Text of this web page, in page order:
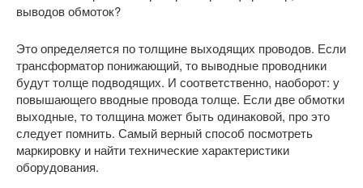
выводов обмоток?
Это определяется по толщине выходящих проводов. Если
трансформатор понижающий, то выводные проводники
будут толще подводящих. И соответственно, наоборот: у
повышающего вводные провода толще. Если две обмотки
выходные, то толщина может быть одинаковой, про это
следует помнить. Самый верный способ посмотреть
маркировку и найти технические характеристики
оборудования.